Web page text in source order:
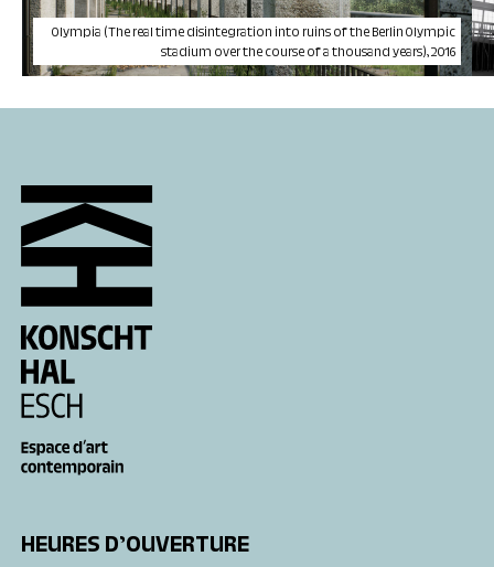
Olympia (The real time disintegration into ruins of the Berlin Olympic
stadium over the course of a thousand years), 2016
HEURES D’OUVERTURE